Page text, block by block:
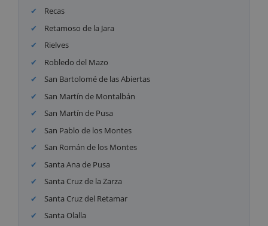
Recas
Retamoso de la Jara
Rielves
Robledo del Mazo
San Bartolomé de las Abiertas
San Martín de Montalbán
San Martín de Pusa
San Pablo de los Montes
San Román de los Montes
Santa Ana de Pusa
Santa Cruz de la Zarza
Santa Cruz del Retamar
Santa Olalla